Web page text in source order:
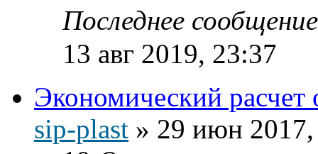
Последнее
13 авг 2019, 23:37
Экономический
sip-plast » 29 июн